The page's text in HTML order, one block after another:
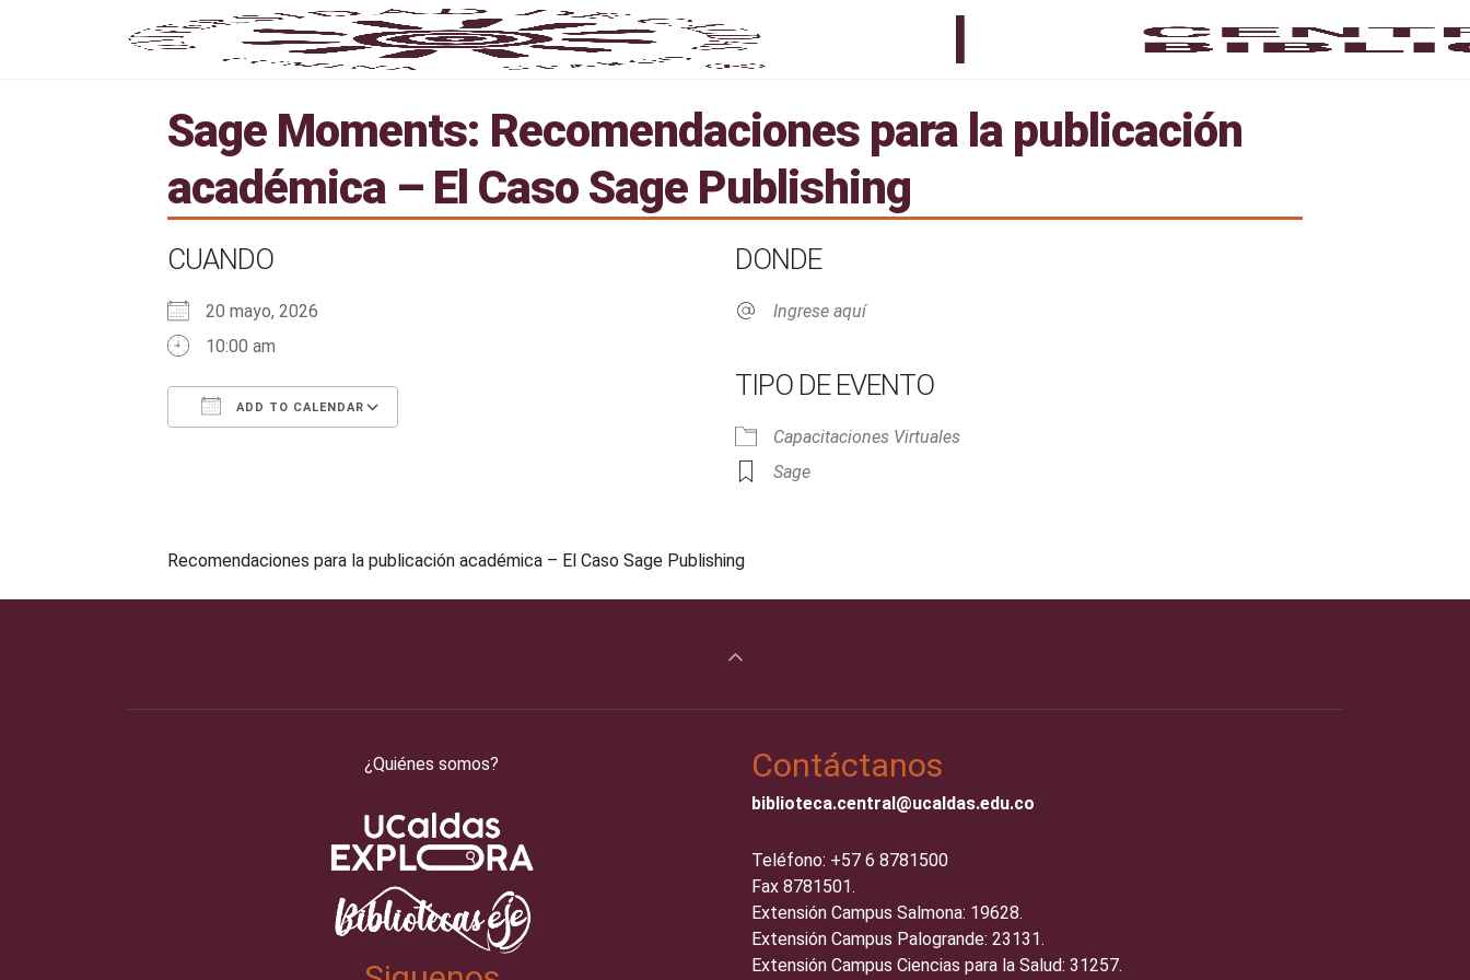
Sage Moments: Recomendaciones para la publicación
académica – El Caso Sage Publishing
CUANDO
20 mayo, 2026
10:00 am
ADD TO CALENDAR
DONDE
Ingrese aquí
TIPO DE EVENTO
Capacitaciones Virtuales
Sage
Recomendaciones para la publicación académica – El Caso Sage Publishing
¿Quiénes somos? Contáctanos
biblioteca.central@ucaldas.edu.co
Teléfono: +57 6 8781500
Fax 8781501.
Extensión Campus Salmona: 19628.
Extensión Campus Palogrande: 23131.
Extensión Campus Ciencias para la Salud: 31257.